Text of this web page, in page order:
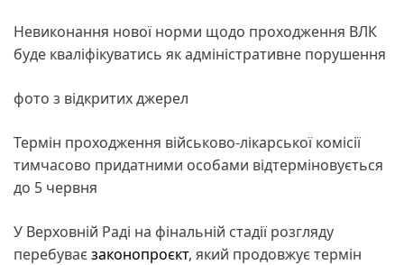
Невиконання нової норми щодо проходження ВЛК
буде кваліфікуватись як адміністративне порушення
фото з відкритих джерел
Термін проходження військово-лікарської комісії
тимчасово придатними особами відтерміновується
до 5 червня
У Верховній Раді на фінальній стадії розгляду
перебуваєзаконопроєкт, який продовжує термін